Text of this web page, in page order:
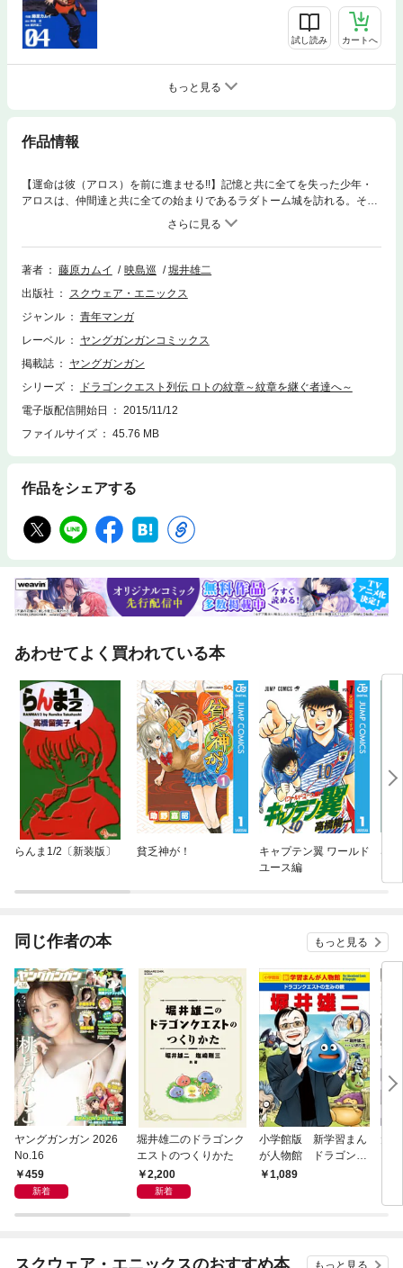
試し読み カートへ
もっと見る
作品情報
【運命は彼（アロス）を前に進ませる!!】記憶と共に全てを失った少年・
アロスは、仲間達と共に全ての始まりであるラダトーム城を訪れる。その
地で彼らが遭遇する衝撃の真実！ そしてアロスを待ち受ける運命！ 導
かれし者達の物語第2巻!!(C)2005 Kamui Fujiwara (C)2005 Jun Eishima
(C)2004 SQUARE ENIX CO.,LTD.All Rights Reserved.
著者
藤原カムイ 映島巡
堀井雄二
出版社
スクウェア・エニックス
ジャンル
青年マンガ
レーベル
ヤングガンガンコミックス
掲載誌
ヤングガンガン
シリーズ
ドラゴンクエスト列伝 ロトの紋章～紋章を継ぐ者達へ～
電子版配信開始日
2015/11/12
ファイルサイズ
45.76 MB
作品をシェアする
あわせてよく買われている本
らんま1/2〔新装版〕 貧乏神が！
キャプテン翼 ワールド
ユース編
同じ作者の本 もっと見る
ヤングガンガン 2026
No.16
459
新着
堀井雄二のドラゴンク
エストのつくりかた
2,200
新着
小学館版 新学習まん
が人物館 ドラゴンク
エストの生みの親 堀
1,089
犬
もっと見る